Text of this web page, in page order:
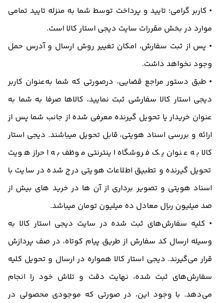
• کاربر گرامی؛ تایید و پرداخت توسط شما به منزله تایید تمامی
موارد در بخش مقررات سایت دیجی استار کالا است.
• پس از ثبت سفارش، امکان تغییر روش ارسال و آدرس حمل
وجود نخواهد داشت.
• طبق دستور مراجع قضایی، درصورتی‌ که شما به‌عنوان کاربر
دیجی استار کالا سفارشی ثبت نمایید، کالاها صرفا به شما به
عنوان خریدار یا تحویل گیرنده معرفی شده از جانب شما پس از
ارائه و بررسی اسناد هویتی، قابل تحویل میباشند. دیجی استار
کالا به عنوان یک فروشگاه اینترنتی موظف به احراز هویت
تحویل گیرنده و تطبیق اطلاعات هویتی درج شده در سایت با
اسناد هویتی و تصویر برداری از آن ها در خرید های بیش از
صد میلیون ریال معادل ده میلیون تومان میباشد.
• کلیه سفارش‌‏های ثبت شده در سایت دیجی استار کالا به
وسیله ارسال کد سفارش از طریق پیام کوتاه، در صف پردازش
قرار می‏‌گیرند. دیجی استار کالا همواره در ارسال و تحویل کلیه
سفارش‌‏های ثبت شده، نهایت دقت و تلاش خود را انجام
می‌دهد. با وجود این، در صورتی که موجودی محصولی در